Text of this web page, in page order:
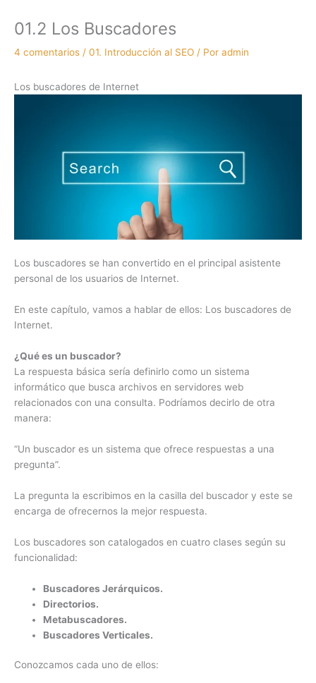
01.2 Los Buscadores
4 comentarios / 01. Introducción al SEO / Por admin
Los buscadores de Internet
Los buscadores se han convertido en el principal asistente
personal de los usuarios de Internet.
En este capítulo, vamos a hablar de ellos: Los buscadores de
Internet.
¿Qué es un buscador?
La respuesta básica sería definirlo como un sistema
informático que busca archivos en servidores web
relacionados con una consulta. Podríamos decirlo de otra
manera:
“Un buscador es un sistema que ofrece respuestas a una
pregunta”.
La pregunta la escribimos en la casilla del buscador y este se
encarga de ofrecernos la mejor respuesta.
Los buscadores son catalogados en cuatro clases según su
funcionalidad:
Buscadores Jerárquicos.
Directorios.
Metabuscadores.
Buscadores Verticales.
Conozcamos cada uno de ellos: